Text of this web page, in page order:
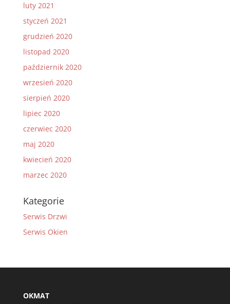
luty 2021
styczeń 2021
grudzień 2020
listopad 2020
październik 2020
wrzesień 2020
sierpień 2020
lipiec 2020
czerwiec 2020
maj 2020
kwiecień 2020
marzec 2020
Kategorie
Serwis Drzwi
Serwis Okien
OKMAT